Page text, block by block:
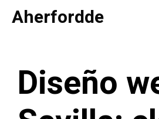
Saltar
Aherfordde
Diseño